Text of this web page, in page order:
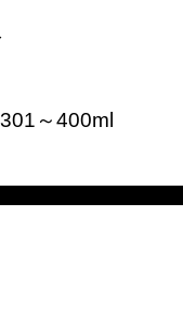
301～400ml